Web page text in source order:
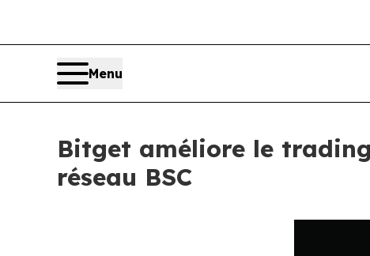
Menu
Bitget améliore le
réseau BSC